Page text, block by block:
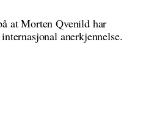
at Morten Qvenild har
anerkjennelse.